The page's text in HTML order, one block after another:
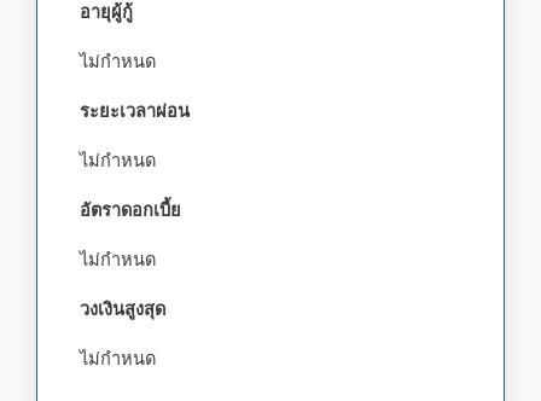
อายุผู้กู้
ไม่กำหนด
ระยะเวลาผ่อน
ไม่กำหนด
อัตราดอกเบี้ย
ไม่กำหนด
วงเงินสูงสุด
ไม่กำหนด